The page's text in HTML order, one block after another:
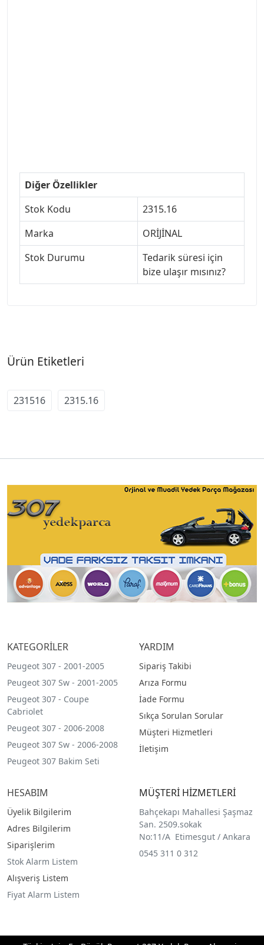
Diğer Özellikler
Stok Kodu
2315.16
Marka
ORİJİNAL
Stok Durumu
Tedarik süresi için
bize ulaşır mısınız?
Ürün Etiketleri
231516 2315.16
KATEGORİLER
Peugeot 307 - 2001-2005
Peugeot 307 Sw - 2001-2005
Peugeot 307 - Coupe
Cabriolet
Peugeot 307 - 2006-2008
Peugeot 307 Sw - 2006-2008
Peugeot 307 Bakim Seti
YARDIM
Sipariş Takibi
Arıza Formu
İade Formu
Sıkça Sorulan Sorular
Müşteri Hizmetleri
İletişim
HESABIM
Üyelik Bilgilerim
Adres Bilgilerim
Siparişlerim
Stok Alarm Listem
Alışveriş Listem
Fiyat Alarm Listem
MÜŞTERİ HİZMETLERİ
Bahçekapı Mahallesi Şaşmaz
San. 2509.sokak
No:11/A Etimesgut / Ankara
0545 311 0 312